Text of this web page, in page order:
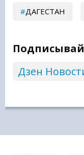
ДАГЕСТАН
Дзен